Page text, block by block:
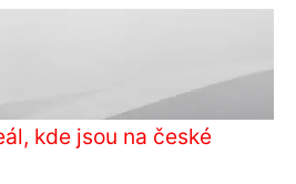
kde jsou na české